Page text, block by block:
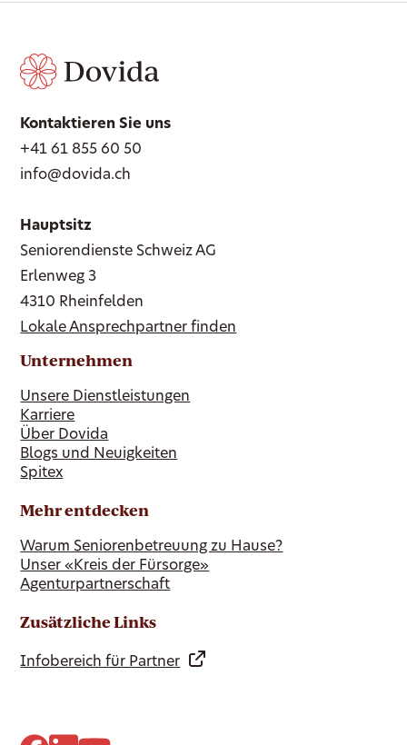
Kontaktieren Sie uns
+41 61 855 60 50
info@dovida.ch
Hauptsitz
Seniorendienste Schweiz AG
Erlenweg 3
4310 Rheinfelden
Lokale Ansprechpartner finden
Unternehmen
Unsere Dienstleistungen
Karriere
Über Dovida
Blogs und Neuigkeiten
Spitex
Mehr entdecken
Warum Seniorenbetreuung zu Hause?
Unser «Kreis der Fürsorge»
Agenturpartnerschaft
Zusätzliche Links
Infobereich für Partner